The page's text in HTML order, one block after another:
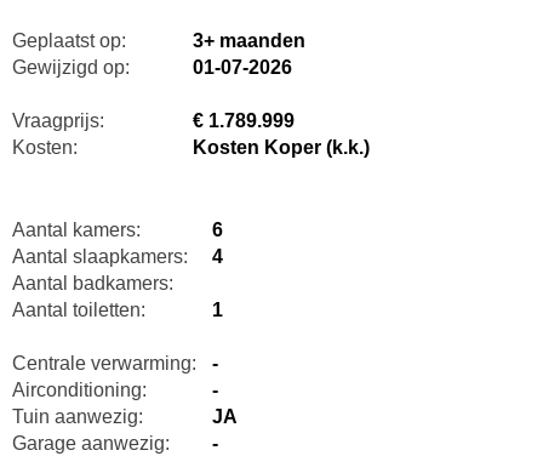
Geplaatst op:
3+ maanden
Gewijzigd op:
01-07-2026
Vraagprijs:
€ 1.789.999
Kosten:
Kosten Koper (k.k.)
Aantal kamers:
6
Aantal slaapkamers:
4
Aantal badkamers:
Aantal toiletten:
1
Centrale verwarming:
-
Airconditioning:
-
Tuin aanwezig:
JA
Garage aanwezig:
-